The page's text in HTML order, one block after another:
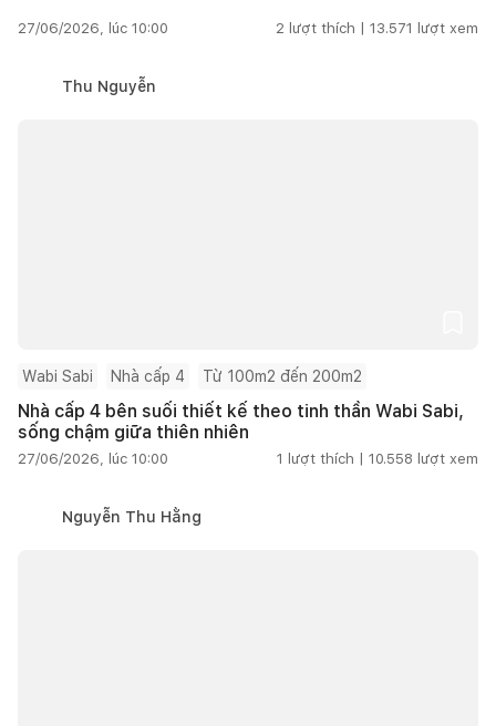
27/06/2026, lúc 10:00 2 lượt thích | 13.571 lượt xem
Thu Nguyễn
Wabi Sabi Nhà cấp 4 Từ 100m2 đến 200m2
Nhà cấp 4 bên suối thiết kế theo tinh thần Wabi Sabi,
sống chậm giữa thiên nhiên
27/06/2026, lúc 10:00 1 lượt thích | 10.558 lượt xem
Nguyễn Thu Hằng